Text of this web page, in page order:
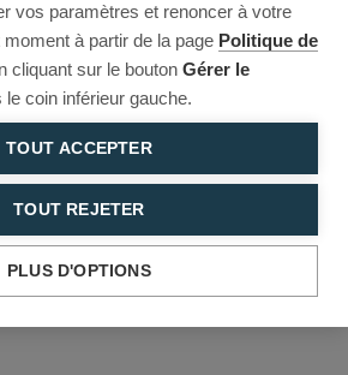
vos paramètres et renoncer à votre
à partir de la page Politique de
cliquant sur le bouton Gérer le
le coin inférieur gauche.
TOUT ACCEPTER
TOUT REJETER
PLUS D'OPTIONS